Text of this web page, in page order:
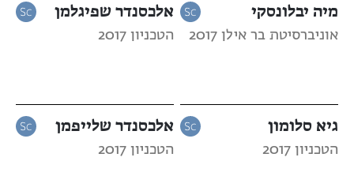
מיה יבלונסקי
אוניברסיטת בר אילן 2017
אלכסנדר שפיגלמן
הטכניון 2017
גיא סלומון
הטכניון 2017
אלכסנדר שלייפמן
הטכניון 2017